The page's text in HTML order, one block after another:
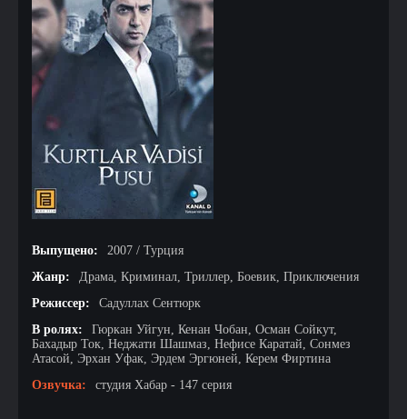
Выпущено:
2007 / Турция
Жанр:
Драма, Криминал, Триллер, Боевик, Приключения
Режиссер:
Садуллах Сентюрк
В ролях:
Гюркан Уйгун, Кенан Чобан, Осман Сойкут,
Бахадыр Ток, Неджати Шашмаз, Нефисе Каратай, Сонмез
Атасой, Эрхан Уфак, Эрдем Эргюней, Керем Фиртина
Озвучка:
студия Хабар - 147 серия